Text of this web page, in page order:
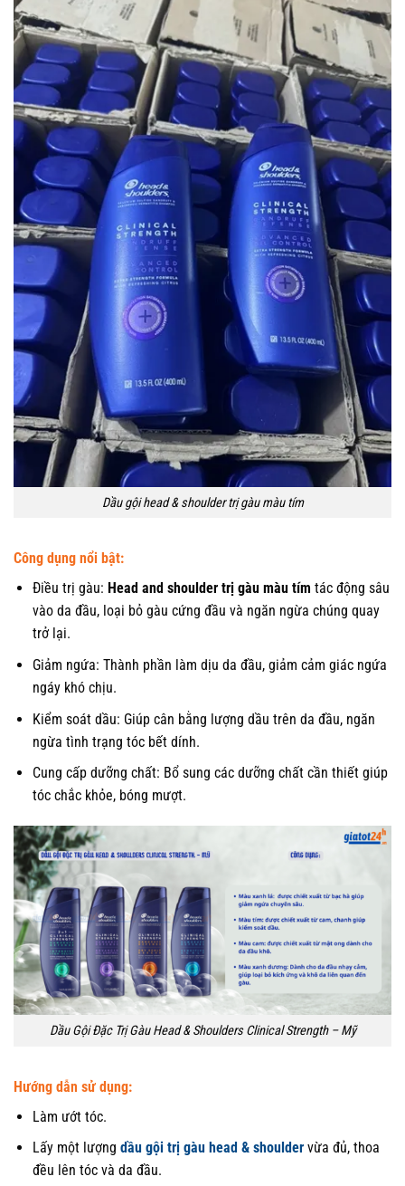
Dầu gội head & shoulder trị gàu màu tím
Công dụng nổi bật:
Điều trị gàu: Head and shoulder trị gàu màu tím tác động sâu
vào da đầu, loại bỏ gàu cứng đầu và ngăn ngừa chúng quay
trở lại.
Giảm ngứa: Thành phần làm dịu da đầu, giảm cảm giác ngứa
ngáy khó chịu.
Kiểm soát dầu: Giúp cân bằng lượng dầu trên da đầu, ngăn
ngừa tình trạng tóc bết dính.
Cung cấp dưỡng chất: Bổ sung các dưỡng chất cần thiết giúp
tóc chắc khỏe, bóng mượt.
Dầu Gội Đặc Trị Gàu Head & Shoulders Clinical Strength – Mỹ
Hướng dẫn sử dụng:
Làm ướt tóc.
Lấy một lượng dầu gội trị gàu head & shouldervừa đủ, thoa
đều lên tóc và da đầu.